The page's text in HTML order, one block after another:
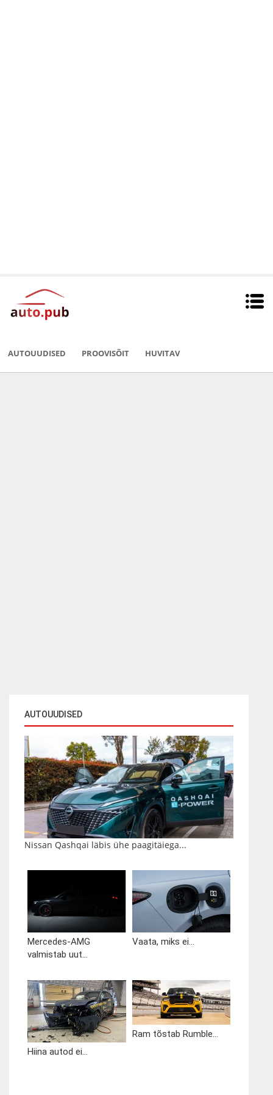
AUTOUUDISED PROOVISÕIT HUVITAV
AUTOUUDISED
Nissan Qashqai läbis ühe paagitäiega...
Mercedes-AMG
valmistab uut...
Vaata, miks ei...
Hiina autod ei...
Ram tõstab Rumble...